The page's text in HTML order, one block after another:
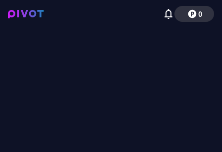
0